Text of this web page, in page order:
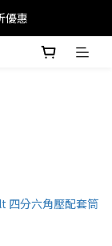
優惠